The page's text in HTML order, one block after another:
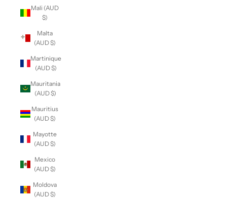
Mali (AUD
$)
Malta
(AUD $)
Martinique
(AUD $)
Mauritania
(AUD $)
Mauritius
(AUD $)
Mayotte
(AUD $)
Mexico
(AUD $)
Moldova
(AUD $)